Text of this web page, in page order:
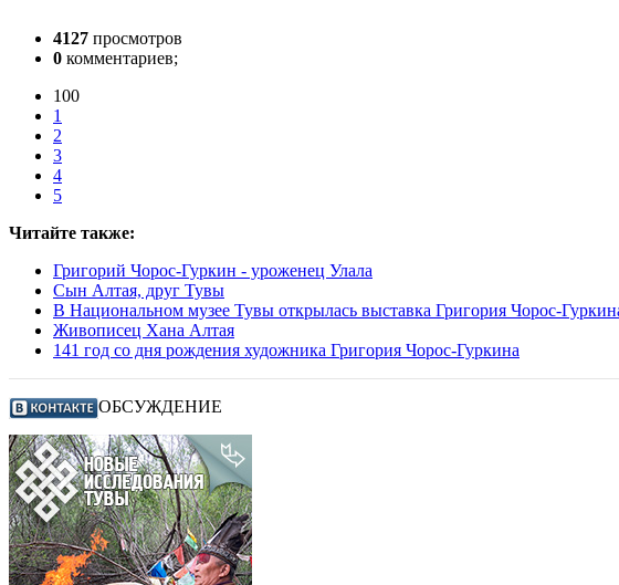
4127 просмотров
0 комментариев;
100
1
2
3
4
5
Читайте также:
Григорий Чорос-Гуркин - уроженец Улала
Сын Алтая, друг Тувы
В Национальном музее Тувы открылась выставка Григория Чорос-
Живописец Хана Алтая
141 год со дня рождения художника Григория Чорос-Гуркина
ОБСУЖДЕНИЕ